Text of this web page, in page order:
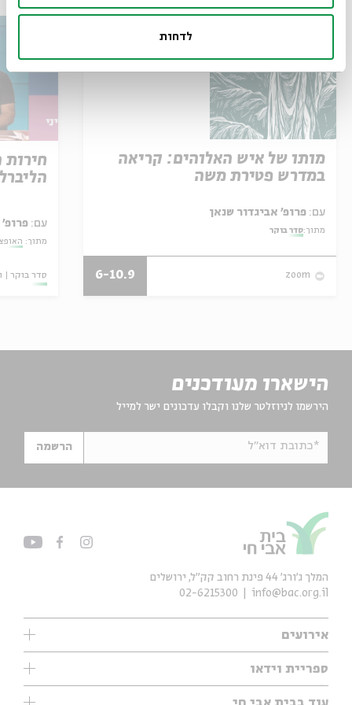
לדחות
מותו של איש האלוהים: קריאה
במדרש פטירת משה
עם:
מתוך:סדר בוקר
zoom
6-10.9
עם: פרופ'
מתוך:
סדר בוקר
הישארו מעודכנים
הירשמו לניוזלטר שלנו וקבלו עדכונים ישר למייל
*כתובת דוא"ל הרשמה
אירועים
עיון
אנגלית
ספריית וידאו
ילדים
המלך ג'ורג' 44 פינת רחוב קק״ל, ירושלים
info@bac.org.il
02-6215300